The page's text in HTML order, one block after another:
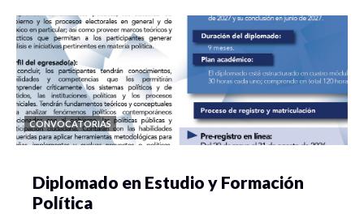
CONVOCATORIAS
Diplomado en Estudio y Formación
Política